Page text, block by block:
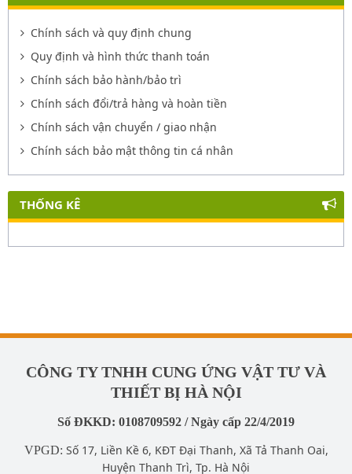
Chính sách và quy định chung
Quy định và hình thức thanh toán
Chính sách bảo hành/bảo trì
Chính sách đổi/trả hàng và hoàn tiền
Chính sách vận chuyển / giao nhận
Chính sách bảo mật thông tin cá nhân
THỐNG KÊ
CÔNG TY TNHH CUNG ỨNG VẬT TƯ VÀ
THIẾT BỊ HÀ NỘI
Số ĐKKD: 0108709592 / Ngày cấp 22/4/2019
VPGD: Số 17, Liền Kề 6, KĐT Đại Thanh, Xã Tả Thanh Oai,
Huyện Thanh Trì, Tp. Hà Nội